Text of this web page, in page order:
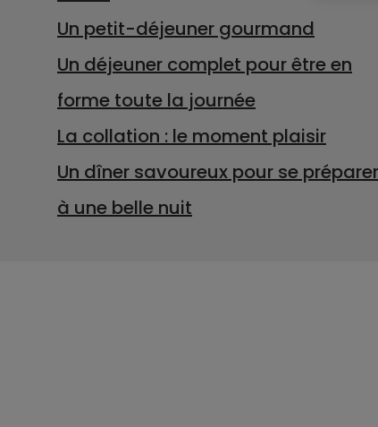
Un petit-déjeuner gourmand
Un déjeuner complet pour être en
forme toute la journée
La collation : le moment plaisir
Un dîner savoureux pour se préparer
à une belle nuit